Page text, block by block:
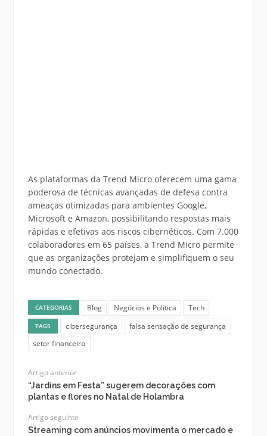
As plataformas da Trend Micro oferecem uma gama
poderosa de técnicas avançadas de defesa contra
ameaças otimizadas para ambientes Google,
Microsoft e Amazon, possibilitando respostas mais
rápidas e efetivas aos riscos cibernéticos. Com 7.000
colaboradores em 65 países, a Trend Micro permite
que as organizações protejam e simplifiquem o seu
mundo conectado.
CATEGORIAS Blog Negócios e Política Tech
TAGS cibersegurança
falsa sensação de segurança
setor financeiro
Artigo anterior
“Jardins em Festa” sugerem decorações com
plantas e flores no Natal de Holambra
Artigo seguinte
Streaming com anúncios movimenta o mercado e